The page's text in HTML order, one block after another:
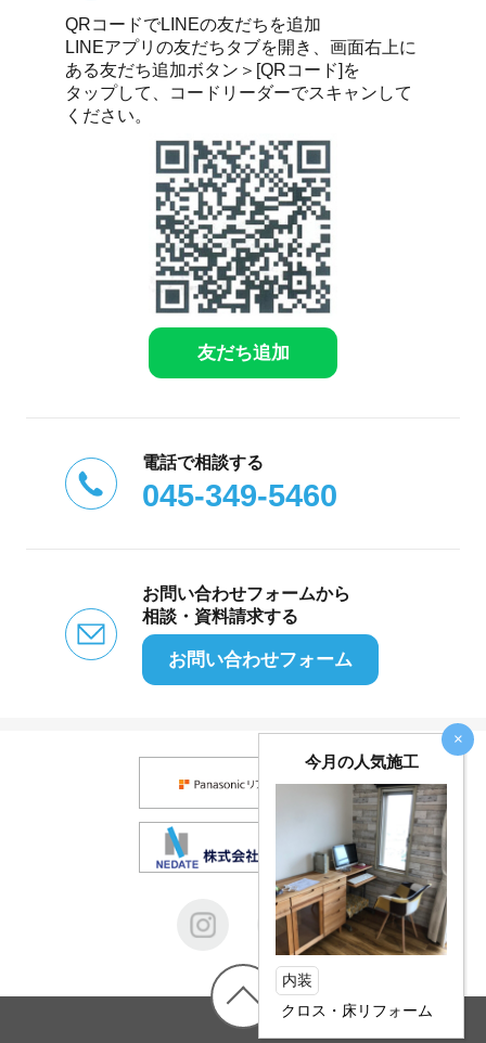
×
今月の人気施工
内装
クロス・床リフォーム
QRコードでLINEの友だちを追加
LINEアプリの友だちタブを開き、画面右上に
ある友だち追加ボタン＞[QRコード]を
タップして、コードリーダーでスキャンして
ください。
友だち追加
電話で相談する
045-349-5460
お問い合わせフォームから
相談・資料請求する
お問い合わせフォーム